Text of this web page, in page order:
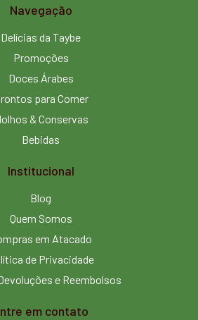
Navegação
Delícias da Taybe
Promoções
Doces Árabes
para Comer
& Conservas
Bebidas
Institucional
Blog
Quem Somos
em Atacado
de Privacidade
e Reembolsos
em contato